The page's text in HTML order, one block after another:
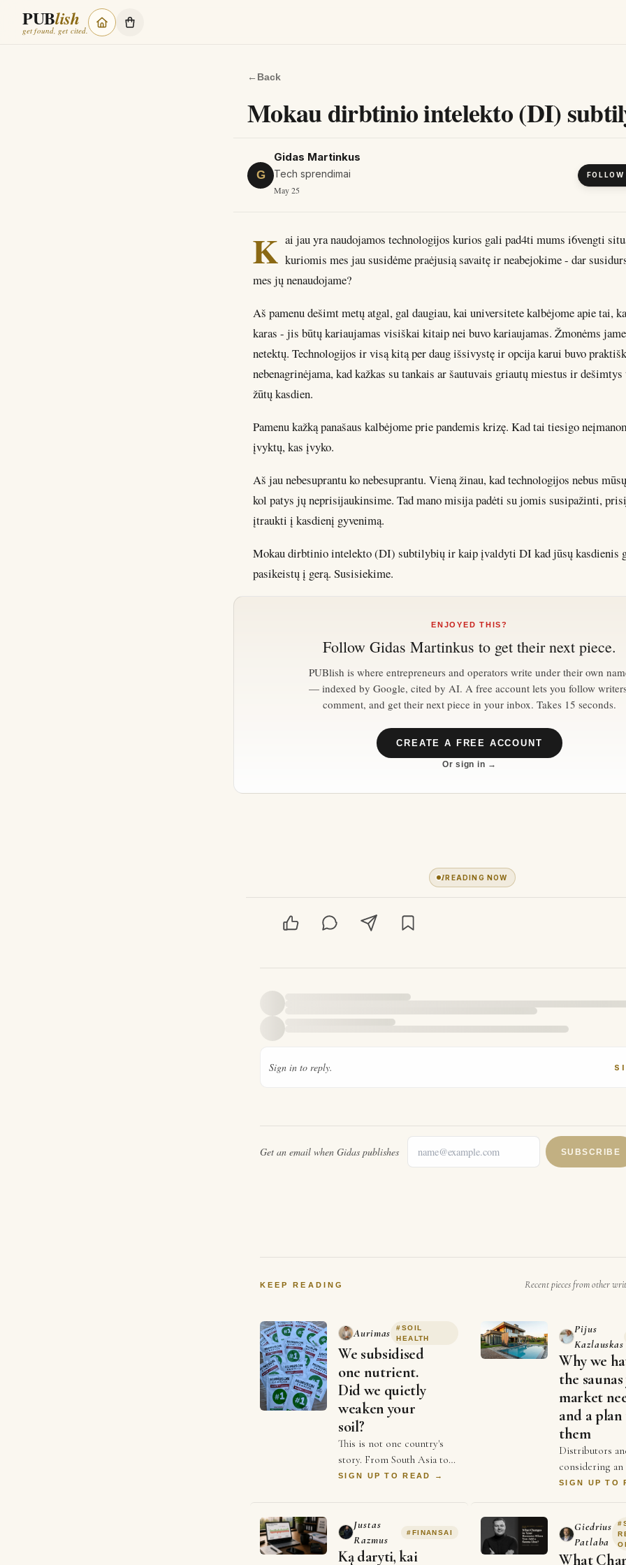
PUBlish
get found, get cited.
← Back
Mokau dirbtinio intelekto (DI)
G
Gidas Martinkus
Tech sprendimai
May 25
K ai jau yra naudojamos technologijos kurios gali pad4ti mums i6vengti
kuriomis mes jau susidėme praėjusią savaitę ir neabejokime - dar
mes jų nenaudojame?
Aš pamenu dešimt metų atgal, gal daugiau, kai universitete kalbėjome apie tai,
karas - jis būtų kariaujamas visiškai kitaip nei buvo kariaujamas. Žmonėms
netektų. Technologijos ir visą kitą per daug išsivystę ir opcija karui buvo
nebenagrinėjama, kad kažkas su tankais ar šautuvais griautų miestus ir
žūtų kasdien.
Pamenu kažką panašaus kalbėjome prie pandemis krizę. Kad tai tiesigo
įvyktų, kas įvyko.
Aš jau nebesuprantu ko nebesuprantu. Vieną žinau, kad technologijos nebus
kol patys jų neprisijaukinsime. Tad mano misija padėti su jomis susipažinti,
įtraukti į kasdienį gyvenimą.
Mokau dirbtinio intelekto (DI) subtilybių ir kaip įvaldyti DI kad jūsų kasdienis
pasikeistų į gerą. Susisiekime.
ENJOYED THIS?
Follow Gidas Martinkus to get their next piece.
PUBlish is where entrepreneurs and operators write under their own
— indexed by Google, cited by AI. A free account lets you follow
comment, and get their next piece in your inbox. Takes 15 seconds.
CREATE A FREE ACCOUNT
Or sign in →
1READING NOW
Sign in to reply.
Get an email when Gidas publishes SUBSCRIBE
KEEP READING Recent pieces from other
Aurimas #SOIL
HEALTH
We subsidised
one nutrient.
Did we quietly
weaken your
soil?
This is not one country's
story. From South Asia to
Africa to parts of Europe
decades chasing a sing…
SIGN UP TO READ →
Pijus
Kazlauskas
Why we
the
market
and a
them
Distributors
considering
sauna line for
evaluate. There
SIGN UP TO
Justas
Razmus
#FINANSAI
Ką daryti, kai
Giedrius
Patlaba
#
What